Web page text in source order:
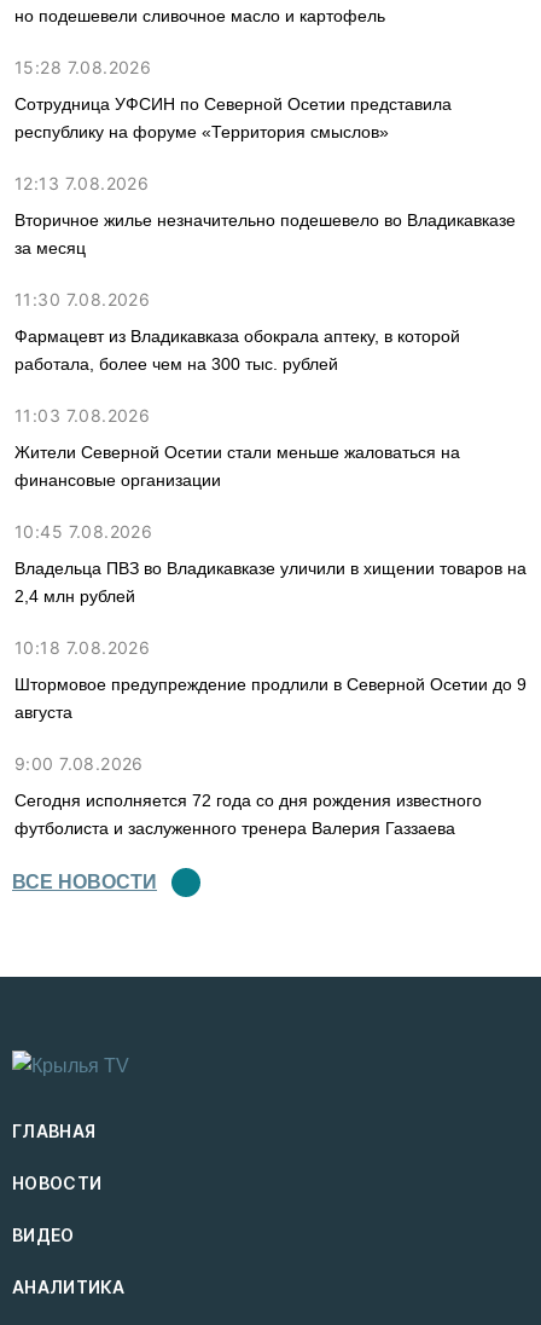
но подешевели сливочное масло и картофель
15:28 7.08.2026
Сотрудница УФСИН по Северной Осетии представила
республику на форуме «Территория смыслов»
12:13 7.08.2026
Вторичное жилье незначительно подешевело во Владикавказе
за месяц
11:30 7.08.2026
Фармацевт из Владикавказа обокрала аптеку, в которой
работала, более чем на 300 тыс. рублей
11:03 7.08.2026
Жители Северной Осетии стали меньше жаловаться на
финансовые организации
10:45 7.08.2026
Владельца ПВЗ во Владикавказе уличили в хищении товаров на
2,4 млн рублей
10:18 7.08.2026
Штормовое предупреждение продлили в Северной Осетии до 9
августа
9:00 7.08.2026
Сегодня исполняется 72 года со дня рождения известного
футболиста и заслуженного тренера Валерия Газзаева
ВСЕ НОВОСТИ
ГЛАВНАЯ
НОВОСТИ
ВИДЕО
АНАЛИТИКА